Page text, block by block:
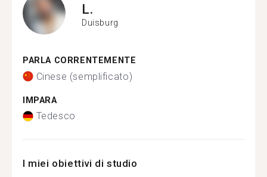
L.
Duisburg
PARLA CORRENTEMENTE
Cinese (semplificato)
IMPARA
Tedesco
I miei obiettivi di studio